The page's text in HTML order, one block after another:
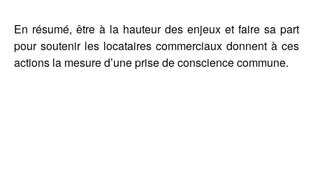
En résumé, être à la hauteur des enjeux et faire sa part
pour soutenir les locataires commerciaux donnent à ces
actions la mesure d’une prise de conscience commune.